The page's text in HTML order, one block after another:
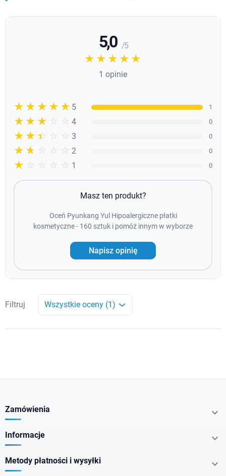
5,0 / 5
☆☆☆☆☆
★★★★★
1 opinie
☆☆☆☆☆
★★★★★ 5 1
☆☆☆☆☆
★★★★ 4 0
☆☆☆☆☆
★★★ 3 0
☆☆☆☆☆
★★ 2 0
☆☆☆☆☆
★ 1 0
Masz ten produkt?
Oceń Pyunkang Yul Hipoalergiczne płatki
kosmetyczne - 160 sztuk i pomóż innym w wyborze
Napisz opinię
Filtruj Wszystkie oceny (1)
Zamówienia 
Informacje 
Metody płatności i wysyłki 